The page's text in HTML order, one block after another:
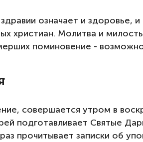
означает и здоровье,
христиан. Молитва и
поминовение -
совершается утром в
подготавливает Святые
прочитывает записки об